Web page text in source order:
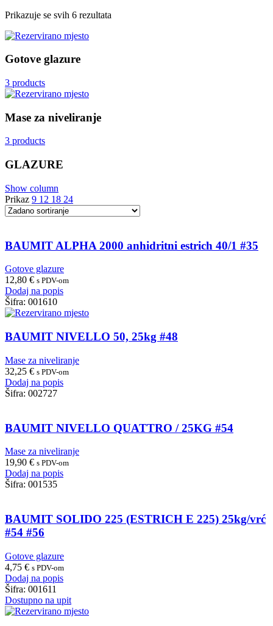
Prikazuje se svih 6 rezultata
Gotove glazure
3 products
Mase za niveliranje
3 products
GLAZURE
Show column
Prikaz 9 12 18 24
BAUMIT ALPHA 2000 anhidritni estrich 40/1 #35
Gotove glazure
12,80 € s PDV-om
Dodaj na popis
Šifra: 001610
BAUMIT NIVELLO 50, 25kg #48
Mase za niveliranje
32,25 € s PDV-om
Dodaj na popis
Šifra: 002727
BAUMIT NIVELLO QUATTRO / 25KG #54
Mase za niveliranje
19,90 € s PDV-om
Dodaj na popis
Šifra: 001535
BAUMIT SOLIDO 225 (ESTRICH E 225) 25kg/vrć
#54 #56
Gotove glazure
4,75 € s PDV-om
Dodaj na popis
Šifra: 001611
Dostupno na upit